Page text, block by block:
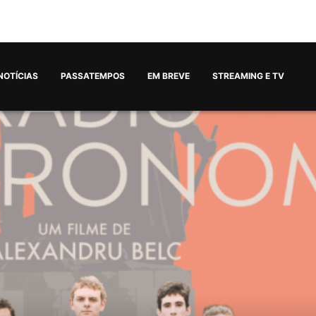
PASSATEMPOS EM BREVE STREAMING E TV